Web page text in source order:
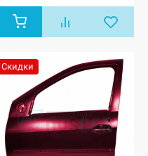
Скидки